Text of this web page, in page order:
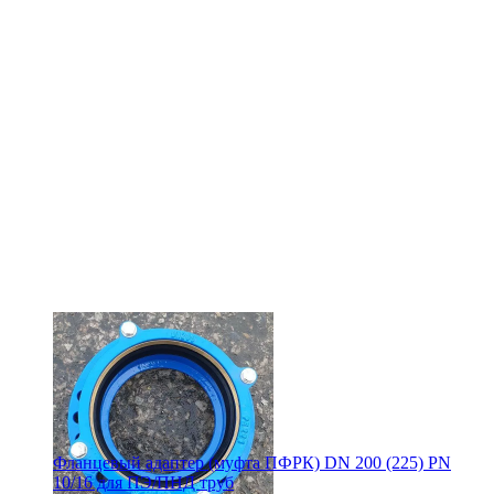
Фланцевый адаптер (муфта ПФРК) DN 200 (225) PN
10/16 для ПЭ/ПНД труб